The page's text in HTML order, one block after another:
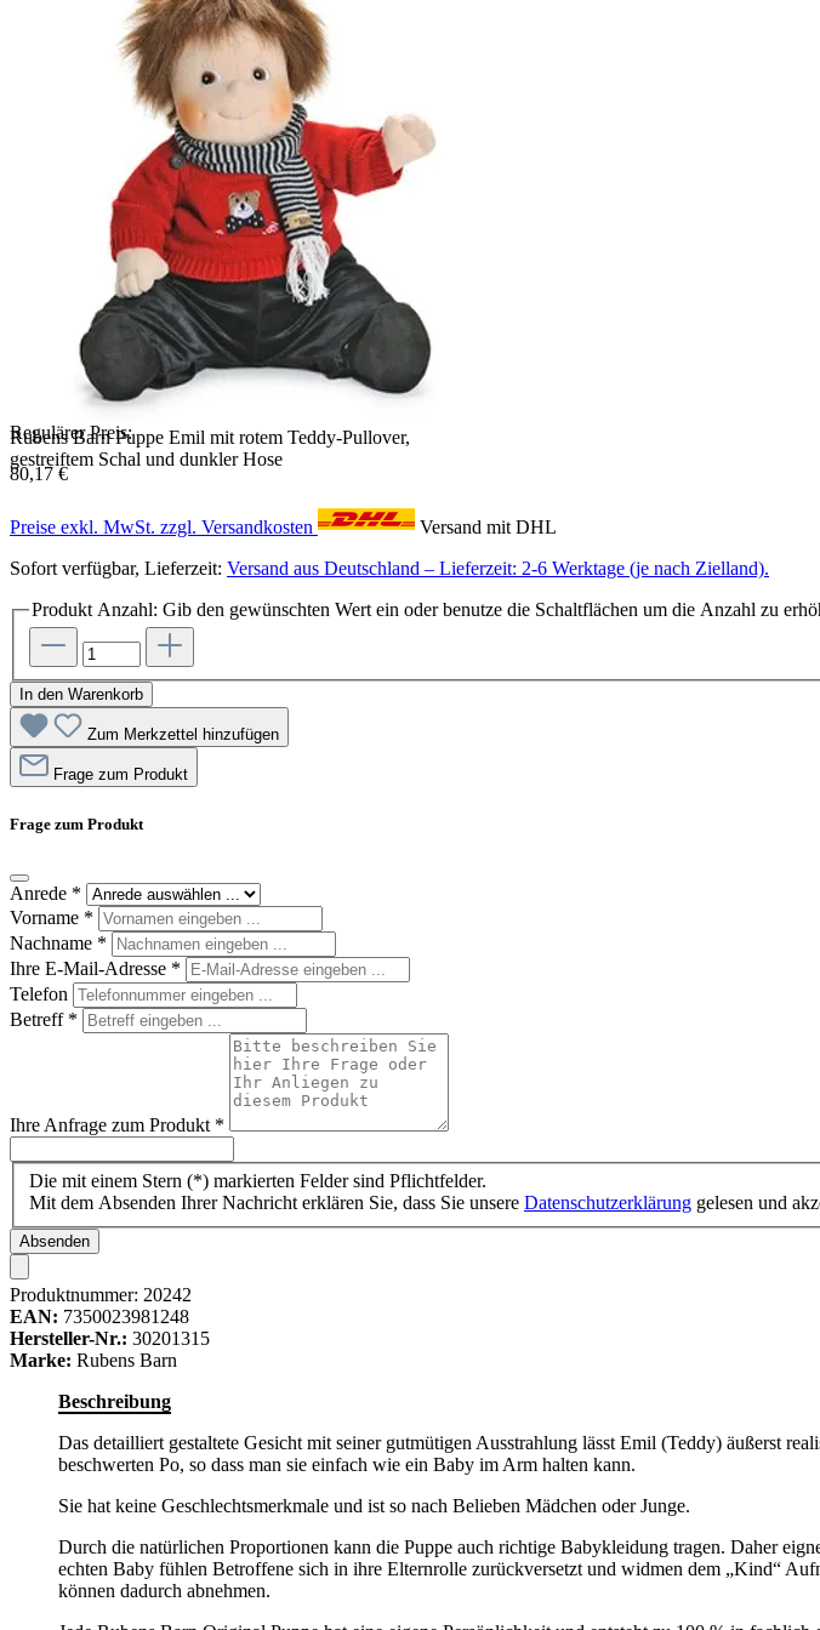
Rubens Barn Puppe Emil mit rotem Teddy-Pullover,
gestreiftem Schal und dunkler Hose
Regulärer Preis:
80,17 €
Preise exkl. MwSt. zzgl. Versandkosten
Versand mit DHL
Sofort verfügbar, Lieferzeit: Versand aus Deutschland – Lieferzeit: 2-6 Werktage (je nach Zielland).
Produkt Anzahl: Gib den gewünschten Wert ein oder benutze die Schaltflächen um die Anzahl zu
In den Warenkorb
Zum Merkzettel hinzufügen
Frage zum Produkt
Frage zum Produkt
Anrede *
Vorname *
Nachname *
Ihre E-Mail-Adresse *
Telefon
Betreff *
Ihre Anfrage zum Produkt *
Die mit einem Stern (*) markierten Felder sind Pflichtfelder.
Mit dem Absenden Ihrer Nachricht erklären Sie, dass Sie unsere Datenschutzerklärung gelesen und
Absenden
Produktnummer: 20242
EAN: 7350023981248
Hersteller-Nr.: 30201315
Marke: Rubens Barn
Beschreibung
Das detailliert gestaltete Gesicht mit seiner gutmütigen Ausstrahlung lässt Emil (Teddy) äußerst
beschwerten Po, so dass man sie einfach wie ein Baby im Arm halten kann.
Sie hat keine Geschlechtsmerkmale und ist so nach Belieben Mädchen oder Junge.
Durch die natürlichen Proportionen kann die Puppe auch richtige Babykleidung tragen. Daher
echten Baby fühlen Betroffene sich in ihre Elternrolle zurückversetzt und widmen dem „Kind“
können dadurch abnehmen.